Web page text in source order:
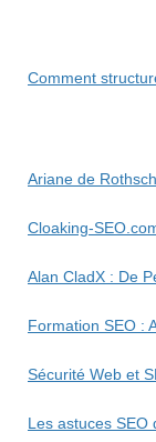
Comment
Ariane de
Cloaking-
Alan CladX : De
Formation SEO :
Sécurité Web et
Les astuces SEO